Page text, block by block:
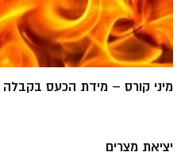
מיני קורס – מידת הכעס
יציאת מצרים